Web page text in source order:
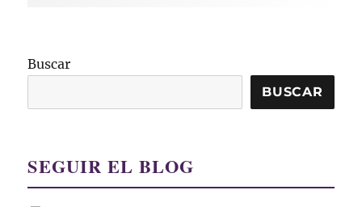
Buscar
BUSCAR
SEGUIR EL BLOG